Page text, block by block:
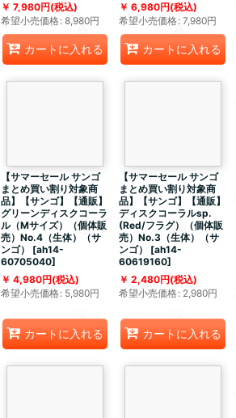
7,980円(税込)
希望小売価格: 8,980円
カートに入れる
6,980円(税込)
希望小売価格: 7,980円
カートに入れる
【サマーセール サンゴ
まとめ買い割り対象商
品】【サンゴ】【通販】
グリーンディスクコーラ
ル（Mサイズ）（個体販
売）No.4（生体）（サ
ンゴ）
[ah14-
60705040]
4,980円(税込)
希望小売価格: 5,980円
カートに入れる
【サマーセール サンゴ
まとめ買い割り対象商
品】【サンゴ】【通販】
ディスクコーラルsp.
(Red/フラグ）（個体販
売）No.3（生体）（サ
ンゴ）
[ah14-
60619160]
2,480円(税込)
希望小売価格: 2,980円
カートに入れる